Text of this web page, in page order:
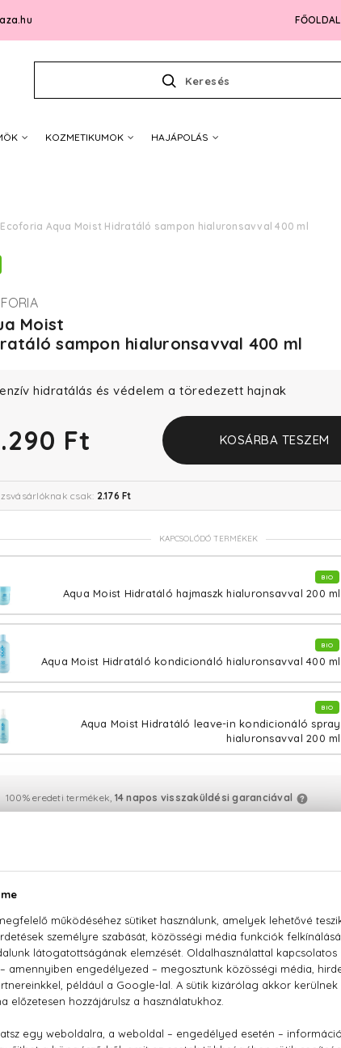
FŐOLDAL
Keresés
KOZMETIKUMOK HAJÁPOLÁS
Ecoforia Aqua Moist Hidratáló sampon hialuronsavval 400 ml
Moist
sampon hialuronsavval 400 ml
hidratálás és védelem a töredezett hajnak
Ft KOSÁRBA TESZEM
csak: 2.176 Ft
KAPCSOLÓDÓ TERMÉKEK
BIO
Aqua Moist Hidratáló hajmaszk hialuronsavval 200 ml
BIO
Aqua Moist Hidratáló kondicionáló hialuronsavval 400 ml
BIO
Aqua Moist Hidratáló leave-in kondicionáló spray
hialuronsavval 200 ml
100% eredeti termékek, 14 napos visszaküldési garanciával
sampon hialuronsavval 400 ml